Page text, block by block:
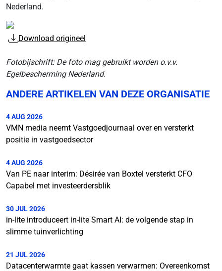
Nederland.
Download origineel
Fotobijschrift: De foto mag gebruikt worden o.v.v.
Egelbescherming Nederland.
ANDERE ARTIKELEN VAN DEZE ORGANISATIE
4 AUG 2026
VMN media neemt Vastgoedjournaal over en versterkt
positie in vastgoedsector
4 AUG 2026
Van PE naar interim: Désirée van Boxtel versterkt CFO
Capabel met investeerdersblik
30 JUL 2026
in-lite introduceert in-lite Smart AI: de volgende stap in
slimme tuinverlichting
21 JUL 2026
Datacenterwarmte gaat kassen verwarmen: Overeenkomst